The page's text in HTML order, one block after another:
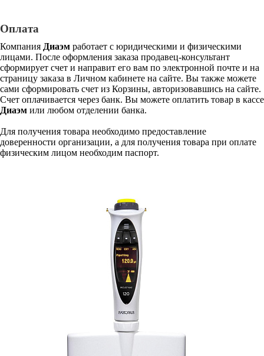
Оплата
Компания Диаэм работает с юридическими и физическими
лицами. После оформления заказа продавец-консультант
сформирует счет и направит его вам по электронной почте и на
страницу заказа в Личном кабинете на сайте. Вы также можете
сами сформировать счет из Корзины, авторизовавшись на сайте.
Счет оплачивается через банк. Вы можете оплатить товар в кассе
Диаэм или любом отделении банка.
Для получения товара необходимо предоставление
доверенности организации, а для получения товара при оплате
физическим лицом необходим паспорт.